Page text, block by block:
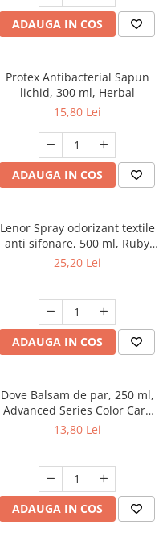
ADAUGA IN COS
Protex Antibacterial Sapun
lichid, 300 ml, Herbal
15,80 Lei
ADAUGA IN COS
Lenor Spray odorizant textile
anti sifonare, 500 ml, Ruby
Jasmine
25,20 Lei
ADAUGA IN COS
Dove Balsam de par, 250 ml,
Advanced Series Color Care
Vibrancy, pentru par vopsit
13,80 Lei
ADAUGA IN COS